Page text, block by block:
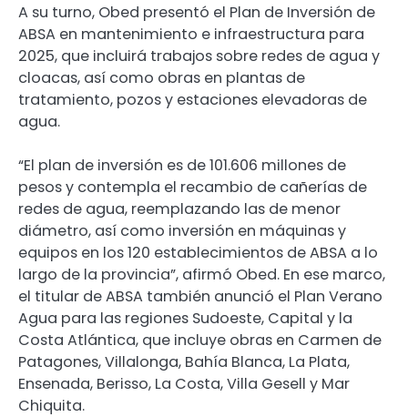
A su turno, Obed presentó el Plan de Inversión de
ABSA en mantenimiento e infraestructura para
2025, que incluirá trabajos sobre redes de agua y
cloacas, así como obras en plantas de
tratamiento, pozos y estaciones elevadoras de
agua.
“El plan de inversión es de 101.606 millones de
pesos y contempla el recambio de cañerías de
redes de agua, reemplazando las de menor
diámetro, así como inversión en máquinas y
equipos en los 120 establecimientos de ABSA a lo
largo de la provincia”, afirmó Obed. En ese marco,
el titular de ABSA también anunció el Plan Verano
Agua para las regiones Sudoeste, Capital y la
Costa Atlántica, que incluye obras en Carmen de
Patagones, Villalonga, Bahía Blanca, La Plata,
Ensenada, Berisso, La Costa, Villa Gesell y Mar
Chiquita.